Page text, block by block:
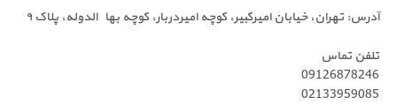
خیابان امیرکبیر، کوچه امیردربار، کوچه بهاء الدوله، پلاک ٩